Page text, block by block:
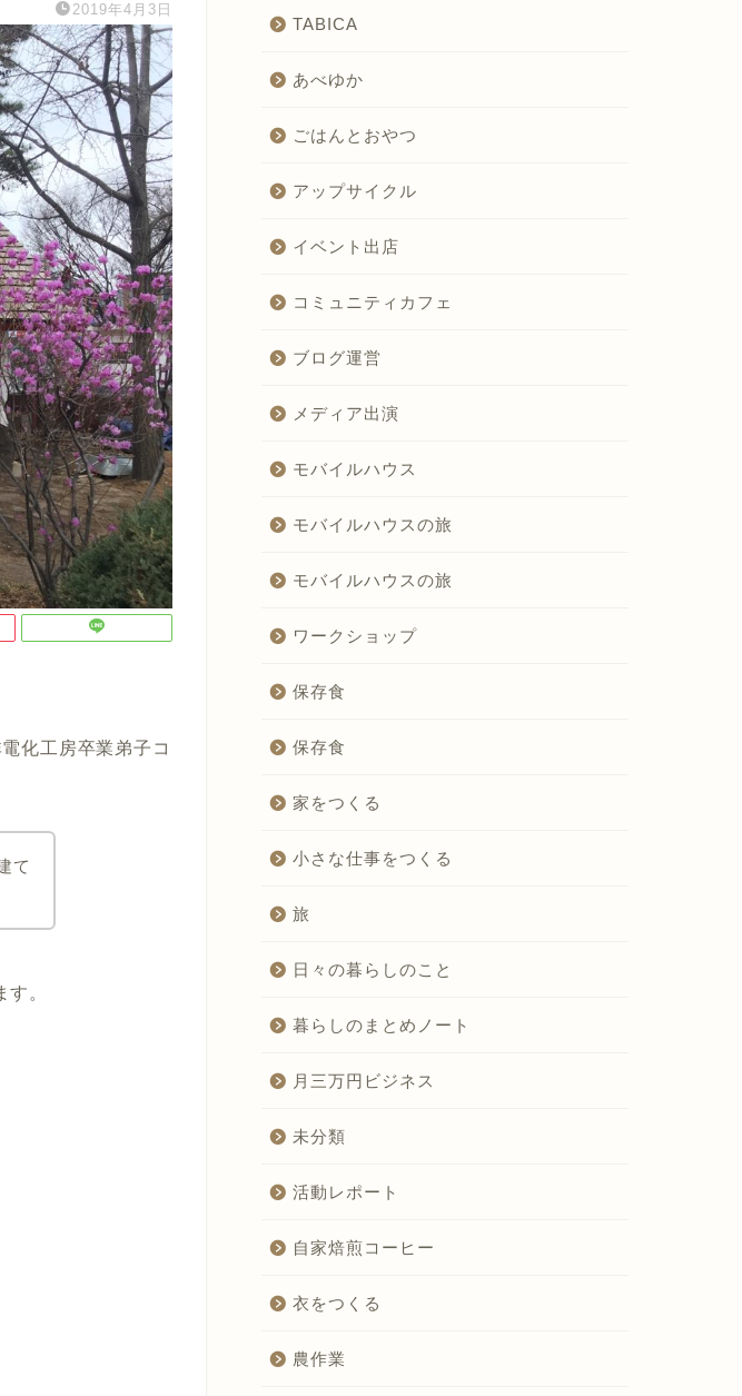
2019年4月3日
化工房卒業弟子コ
て
。
TABICA
あべゆか
ごはんとおやつ
アップサイクル
イベント出店
コミュニティカフェ
ブログ運営
メディア出演
モバイルハウス
モバイルハウスの旅
モバイルハウスの旅
ワークショップ
保存食
保存食
家をつくる
小さな仕事をつくる
旅
日々の暮らしのこと
暮らしのまとめノート
月三万円ビジネス
未分類
活動レポート
自家焙煎コーヒー
衣をつくる
農作業